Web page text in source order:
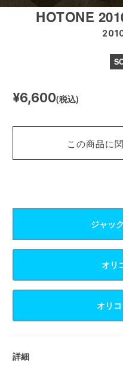
HOTONE
¥6,600(税込)
この商品に
ジャッ
詳細